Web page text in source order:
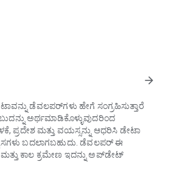
ಮಾಹಿತಿ ಮತ್ತು ಹೆಚ್ಚಿನವುಗಳಿಗಾಗಿ ಪಾಪ್-ಅಪ್
ಮತ್ತು ಶಾಲೆಯ ನಂತರದ ಆರೈಕೆ
arrow_forward
ಡೆವಲಪರ್‌ಗಳು ಹೇಗೆ ಸಂಗ್ರಹಿಸುತ್ತಾರೆ
ಅರ್ಥಮಾಡಿಕೊಳ್ಳುವುದರಿಂದ
ಪ್ರದೇಶ ಮತ್ತು ವಯಸ್ಸನ್ನು ಆಧರಿಸಿ ಡೇಟಾ
ಬದಲಾಗಬಹುದು. ಡೆವಲಪರ್ ಈ
ಕಾಲ ಕ್ರಮೇಣ ಇದನ್ನು ಅಪ್‌ಡೇಟ್